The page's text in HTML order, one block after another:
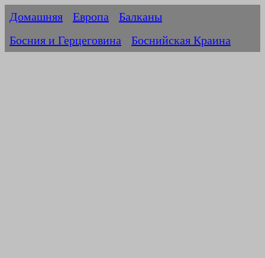
Домашняя Европа
Балканы
Босния и Герцеговина
Боснийская Краина